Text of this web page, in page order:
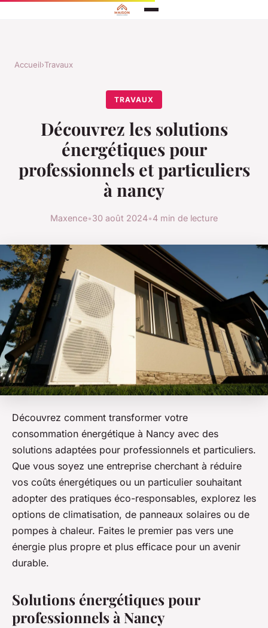
Accueil›Travaux
TRAVAUX
Découvrez les solutions
énergétiques pour
professionnels et particuliers
à nancy
Maxence•30 août 2024•4 min de lecture
Découvrez comment transformer votre
consommation énergétique à Nancy avec des
solutions adaptées pour professionnels et particuliers.
Que vous soyez une entreprise cherchant à réduire
vos coûts énergétiques ou un particulier souhaitant
adopter des pratiques éco-responsables, explorez les
options de climatisation, de panneaux solaires ou de
pompes à chaleur. Faites le premier pas vers une
énergie plus propre et plus efficace pour un avenir
durable.
Solutions énergétiques pour
professionnels à Nancy